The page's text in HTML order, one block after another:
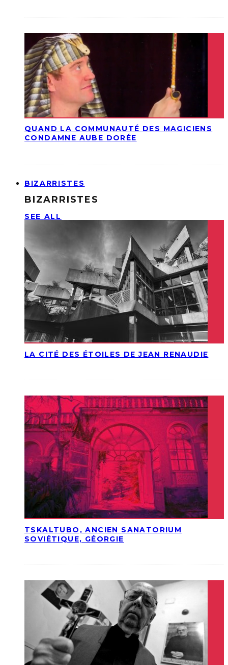
QUAND LA COMMUNAUTÉ DES MAGICIENS
CONDAMNE AUBE DORÉE
BIZARRISTES
BIZARRISTES
SEE ALL
LA CITÉ DES ÉTOILES DE JEAN RENAUDIE
TSKALTUBO, ANCIEN SANATORIUM
SOVIÉTIQUE, GÉORGIE